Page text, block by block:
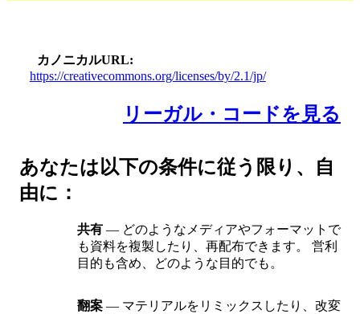
カノニカルURL
https://creativecommons.org/licenses/by/2.1/jp/
リーガル・コードを見る
あなたは以下の条件に従う限り、自
由に：
共有 — どのようなメディアやフォーマットで
も資料を複製したり、再配布できます。 営利
目的も含め、どのような目的でも。
翻案 — マテリアルをリミックスしたり、改変